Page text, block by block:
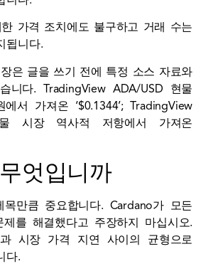
가격 조치에도 불구하고 거래 수는
됩니다.
은 글을 쓰기 전에 특정 소스 자료와
니다. TradingView ADA/USD 현물
서 가져온 ‘$0.1344’; TradingView
시장 역사적 저항에서 가져온
엇입니까
만큼 중요합니다. Cardano가 모든
를 해결했다고 주장하지 마십시오.
시장 가격 지연 사이의 균형으로
다.